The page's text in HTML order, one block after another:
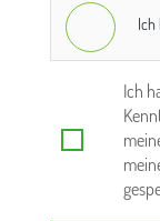
Ich
Ich